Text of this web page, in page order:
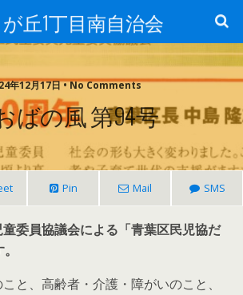
丘1丁目南自治会
年12月17日 • No Comments
ばの風 第94号
Pin Mail SMS
委員協議会による「青葉区民児協だ
と、高齢者・介護・障がいのこと、